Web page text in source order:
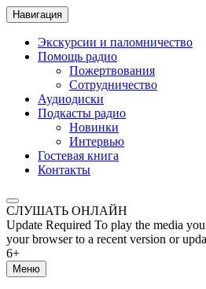
Навигация
Экскурсии и паломничество
Помощь радио
Пожертвования
Сотрудничество
Аудиодиски
Подкасты радио
Новинки
Интервью
Гостевая книга
Контакты
СЛУШАТЬ ОНЛАЙН
Update Required To play the media
your browser to a recent version or
6+
Меню